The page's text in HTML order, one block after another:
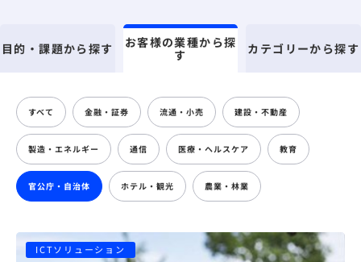
目的・課題から探す
お客様の業種から探
す
カテゴリーから探す
すべて 金融・証券 流通・小売 建設・不動産
製造・エネルギー 通信 医療・ヘルスケア 教育
官公庁・自治体 ホテル・観光 農業・林業
ICTソリューション